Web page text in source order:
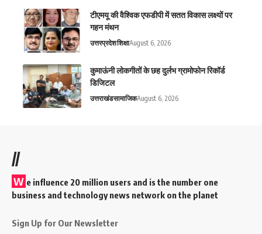
टीएमयू की वैश्विक एफडीपी में सतत विकास लक्ष्यों पर
गहन मंथन
उत्तरप्रदेशशिक्षाAugust 6, 2026
कुमाऊंनी लोकगीतों के छह दुर्लभ ग्रामोफोन रिकॉर्ड
डिजिटल
उत्तराखंडसामाजिकAugust 6, 2026
//
W e influence 20 million users and is the number one
business and technology news network on the planet
Sign Up for Our Newsletter